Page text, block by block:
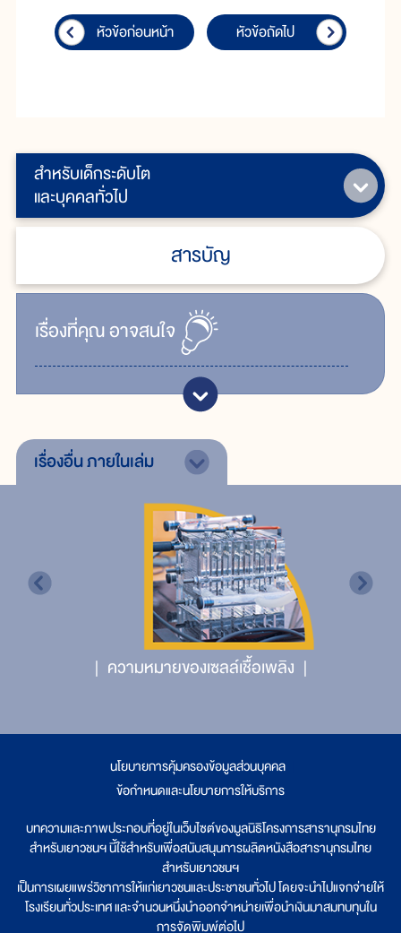
สำหรับเด็กระดับโต
และบุคคลทั่วไป
สารบัญ
เรื่ิองที่คุณอาจสนใจ
หัวข้อก่อนหน้า หัวข้อถัดไป
เรื่องอื่นภายในเล่ม
ความหมายของเซลล์เชื้อเพลิง
นโยบายการคุ้มครองข้อมูลส่วนบุคคล
ข้อกำหนดและนโยบายการให้บริการ
บทความและภาพประกอบที่อยู่ในเว็บไซต์ของมูลนิธิโครงการสารานุกรมไทย
สำหรับเยาวชนฯ นี้ใช้สำหรับเพื่อสนับสนุนการผลิตหนังสือสารานุกรมไทย
สำหรับเยาวชนฯ
เป็นการเผยแพร่วิชาการให้แก่เยาวชนและประชาชนทั่วไป โดยจะนำไปแจกจ่ายให้
โรงเรียนทั่วประเทศ และจำนวนหนึ่งนำออกจำหน่ายเพื่อนำเงินมาสมทบทุนใน
การจัดพิมพ์ต่อไป